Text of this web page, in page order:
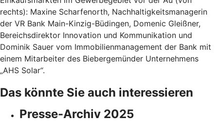
rechts): Maxine Scharfenorth, Nachhaltigkeitsmanagerin
der VR Bank Main-Kinzig-Büdingen, Domenic Gleißner,
Bereichsdirektor Innovation und Kommunikation und
Dominik Sauer vom Immobilienmanagement der Bank mit
einem Mitarbeiter des Biebergemünder Unternehmens
„AHS Solar“.
Das könnte Sie auch interessieren
Presse-Archiv 2025